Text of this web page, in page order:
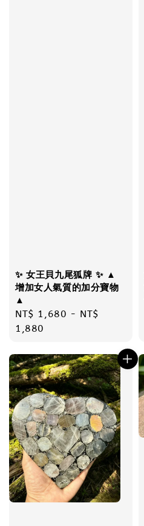
✨ 女王貝九尾狐牌 ✨ ▲
增加女人氣質的加分寶物
▲
Regular
price
NT$ 1,680 - NT$
1,880